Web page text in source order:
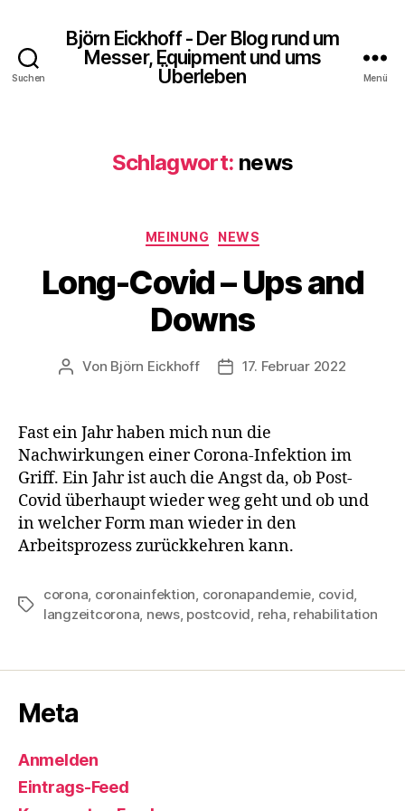
Suchen
Björn Eickhoff - Der Blog rund um
Messer, Equipment und ums
Überleben
Menü
Schlagwort: news
Kategorien
MEINUNG NEWS
Long-Covid – Ups and
Downs
Beitragsautor
Von Björn Eickhoff Veröffentlichungsdatum
17. Februar 2022
Fast ein Jahr haben mich nun die
Nachwirkungen einer Corona-Infektion im
Griff. Ein Jahr ist auch die Angst da, ob Post-
Covid überhaupt wieder weg geht und ob und
in welcher Form man wieder in den
Arbeitsprozess zurückkehren kann.
Schlagwörter
corona coronainfektion coronapandemie covid
langzeitcorona news, postcovid reha rehabilitation
Meta
Anmelden
Eintrags-Feed